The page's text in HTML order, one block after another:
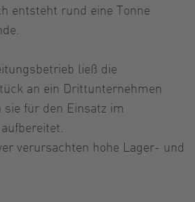
entsteht rund eine Tonne
ließ die
an ein Drittunternehmen
für den Einsatz im
verursachten hohe Lager- und